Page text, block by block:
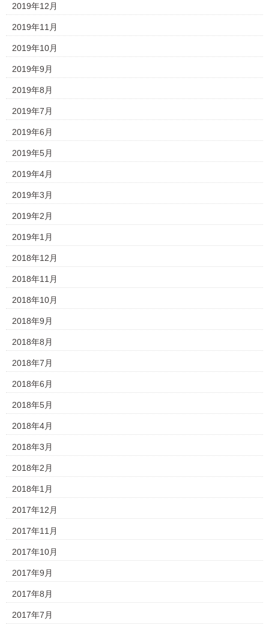
2019年12月
2019年11月
2019年10月
2019年9月
2019年8月
2019年7月
2019年6月
2019年5月
2019年4月
2019年3月
2019年2月
2019年1月
2018年12月
2018年11月
2018年10月
2018年9月
2018年8月
2018年7月
2018年6月
2018年5月
2018年4月
2018年3月
2018年2月
2018年1月
2017年12月
2017年11月
2017年10月
2017年9月
2017年8月
2017年7月